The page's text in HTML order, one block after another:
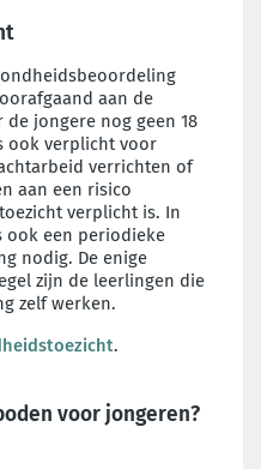
aan de
jongere nog geen 18
ook verplicht voor
verrichten of
aan een risico
verplicht is. In
ook een periodieke
nodig. De enige
zijn de leerlingen die
zelf werken.
.
voor jongeren?